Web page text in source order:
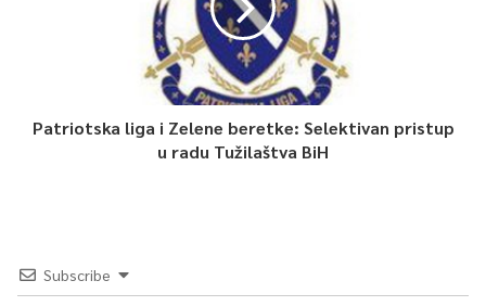
Patriotska liga i Zelene beretke: Selektivan pristup
u radu Tužilaštva BiH
Subscribe